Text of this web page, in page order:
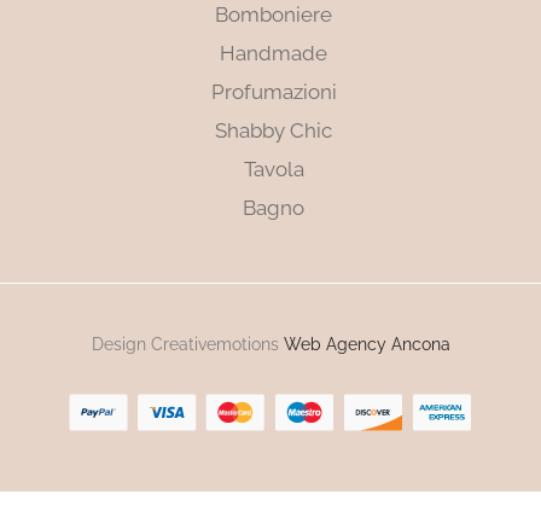
Bomboniere
Handmade
Profumazioni
Shabby Chic
Tavola
Bagno
Design Creativemotions Web Agency Ancona